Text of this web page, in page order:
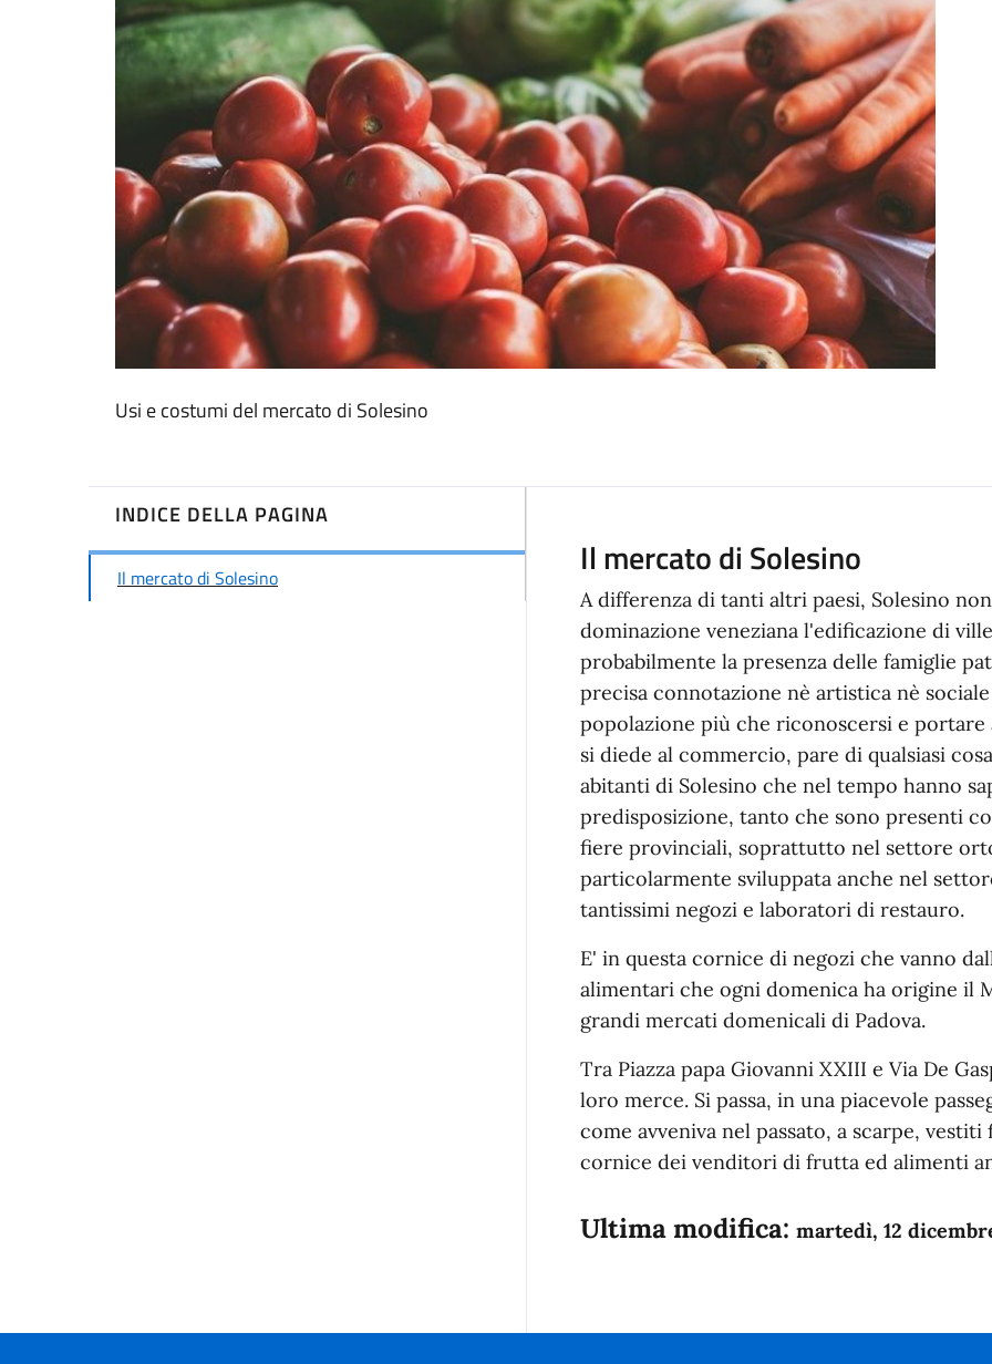
Usi e costumi del mercato di Solesino
INDICE DELLA PAGINA
Il mercato di Solesino Il mercato di Solesino
A differenza di tanti altri paesi, Solesino
dominazione veneziana l'edificazione di
probabilmente la presenza delle famiglie
precisa connotazione nè artistica nè
popolazione più che riconoscersi e
si diede al commercio, pare di qualsiasi
abitanti di Solesino che nel tempo hanno
predisposizione, tanto che sono presenti
fiere provinciali, soprattutto nel settore
particolarmente sviluppata anche nel
tantissimi negozi e laboratori di restauro.
E' in questa cornice di negozi che vanno
alimentari che ogni domenica ha origine il
grandi mercati domenicali di Padova.
Tra Piazza papa Giovanni XXIII e Via De
loro merce. Si passa, in una piacevole
come avveniva nel passato, a scarpe,
cornice dei venditori di frutta ed alimenti
Ultima modifica: martedì, 12